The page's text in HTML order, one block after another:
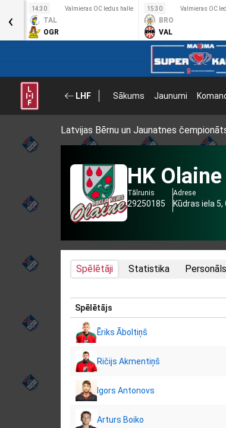
14:30 Valmieras OC ledus halle
TAL
OGR
15:30 Valmieras OC
BRO
VAL
‹
LHF Sākums Jaunumi
Latvijas Bērnu un Jaunatnes
HK Olaine
Tālrunis
29250185
Adrese
Kūdras iela 5,
Spēlētāji Statistika Personāls
Spēlētājs
Ēriks Āboltiņš
Ričijs Akmentiņš
Igors Antonovs
Arturs Boiko